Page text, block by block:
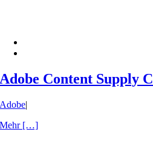
Adobe Content Supply
Adobe|
Mehr […]